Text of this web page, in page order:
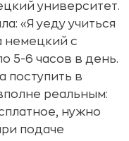
университет.
«Я уеду учиться
немецкий с
5-6 часов в день.
поступить в
реальным:
нужно
подаче